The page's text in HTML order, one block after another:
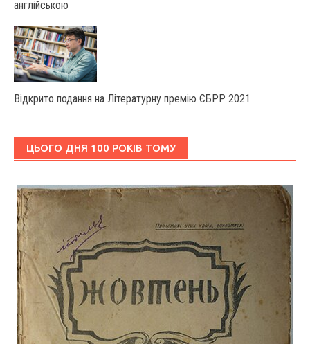
англійською
Відкрито подання на Літературну премію ЄБРР 2021
ЦЬОГО ДНЯ 100 РОКІВ ТОМУ